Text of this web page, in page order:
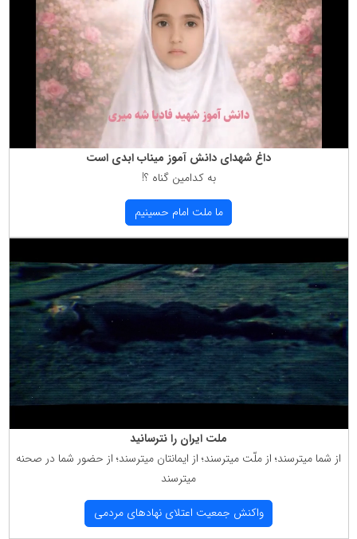
داغ شهدای دانش آموز میناب ابدی است
به كدامین گناه ؟!
ما ملت امام حسینیم
ملت ایران را نترسانید
از شما میترسند؛ از ملّت میترسند؛ از ایمانتان میترسند؛ از حضور شما در صحنه
میترسند
واكنش جمعیت اعتلای نهادهای مردمی